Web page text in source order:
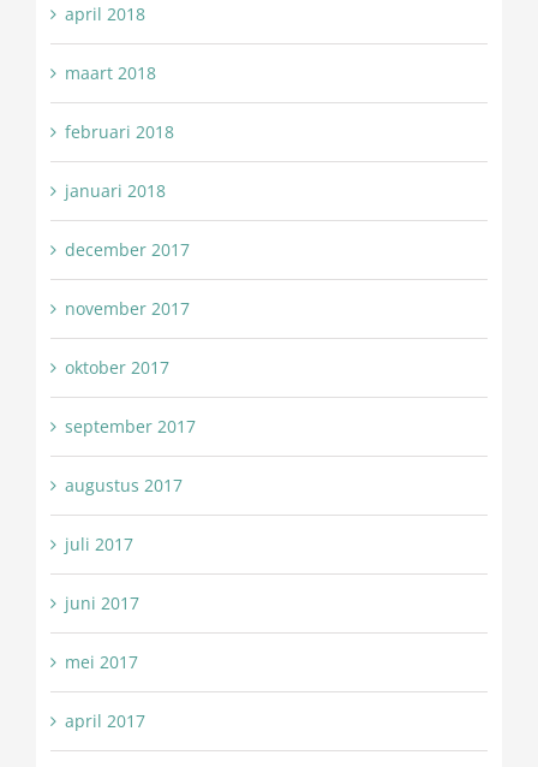
april 2018
maart 2018
februari 2018
januari 2018
december 2017
november 2017
oktober 2017
september 2017
augustus 2017
juli 2017
juni 2017
mei 2017
april 2017